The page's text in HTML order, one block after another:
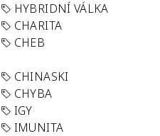
HYBRIDNÍ VÁLKA
CHARITA
CHEB
CHINASKI
CHYBA
IGY
IMUNITA